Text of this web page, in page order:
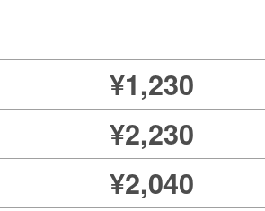
¥1,230
¥2,230
¥2,040